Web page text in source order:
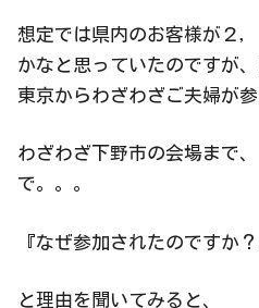
想定では県内のお客様が２
かなと思っていたのですが
東京からわざわざご夫婦が
わざわざ下野市の会場まで
で。。。
『なぜ参加されたのですか？
と理由を聞いてみると、